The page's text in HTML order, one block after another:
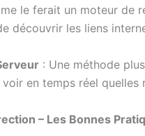
le ferait un moteur de
découvrir les liens
: Une méthode
en temps réel quelles
– Les Bonnes